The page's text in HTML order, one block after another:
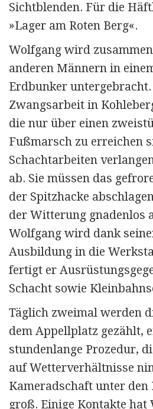
Sichtblenden. Für die
»Lager am Roten Berg«.
Wolfgang wird
anderen Männern in
Erdbunker untergebracht.
Zwangsarbeit in
die nur über einen
Fußmarsch zu erreichen
Schachtarbeiten
ab. Sie müssen das
der Spitzhacke
der Witterung gnadenlos
Wolfgang wird dank
Ausbildung in die
fertigt er
Schacht sowie
Täglich zweimal werden
dem Appellplatz gezählt,
stundenlange Prozedur,
auf Wetterverhältnisse
Kameradschaft unter
groß. Einige Kontakte hat